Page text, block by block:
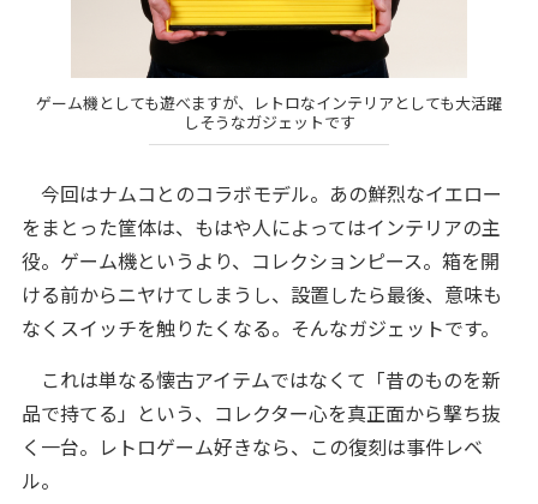
ゲーム機としても遊べますが、レトロなインテリアとしても大活躍
しそうなガジェットです
今回はナムコとのコラボモデル。あの鮮烈なイエロー
をまとった筐体は、もはや人によってはインテリアの主
役。ゲーム機というより、コレクションピース。箱を開
ける前からニヤけてしまうし、設置したら最後、意味も
なくスイッチを触りたくなる。そんなガジェットです。
これは単なる懐古アイテムではなくて「昔のものを新
品で持てる」という、コレクター心を真正面から撃ち抜
く一台。レトロゲーム好きなら、この復刻は事件レベ
ル。